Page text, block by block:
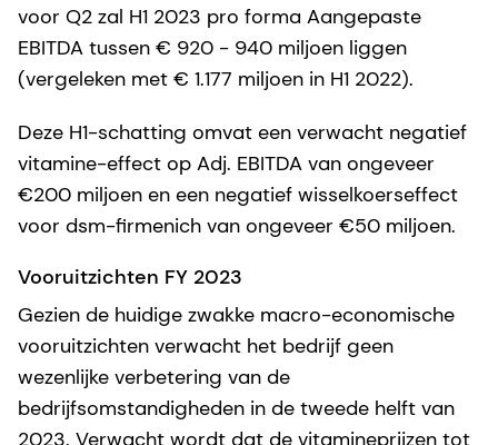
voor Q2 zal H1 2023 pro forma Aangepaste
EBITDA tussen € 920 - 940 miljoen liggen
(vergeleken met € 1.177 miljoen in H1 2022).
Deze H1-schatting omvat een verwacht negatief
vitamine-effect op Adj. EBITDA van ongeveer
€200 miljoen en een negatief wisselkoerseffect
voor dsm-firmenich van ongeveer €50 miljoen.
Vooruitzichten FY 2023
Gezien de huidige zwakke macro-economische
vooruitzichten verwacht het bedrijf geen
wezenlijke verbetering van de
bedrijfsomstandigheden in de tweede helft van
2023. Verwacht wordt dat de vitamineprijzen tot